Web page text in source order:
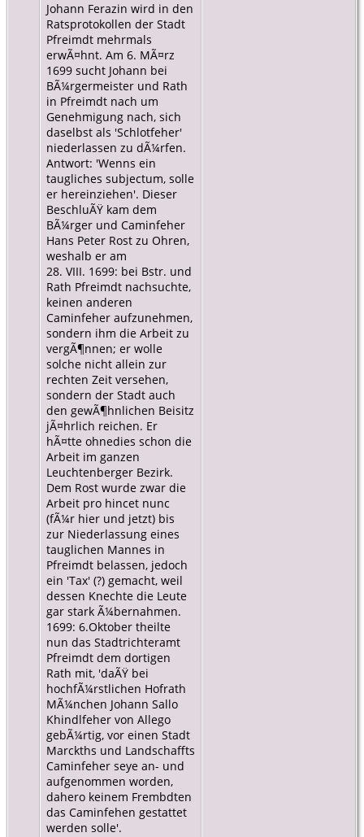
Johann Ferazin wird in den
Ratsprotokollen der Stadt
Pfreimdt mehrmals
erwÃ¤hnt. Am 6. MÃ¤rz
1699 sucht Johann bei
BÃ¼rgermeister und Rath
in Pfreimdt nach um
Genehmigung nach, sich
daselbst als 'Schlotfeher'
niederlassen zu dÃ¼rfen.
Antwort: 'Wenns ein
taugliches subjectum, solle
er hereinziehen'. Dieser
BeschluÃŸ kam dem
BÃ¼rger und Caminfeher
Hans Peter Rost zu Ohren,
weshalb er am
28. VIII. 1699: bei Bstr. und
Rath Pfreimdt nachsuchte,
keinen anderen
Caminfeher aufzunehmen,
sondern ihm die Arbeit zu
vergÃ¶nnen; er wolle
solche nicht allein zur
rechten Zeit versehen,
sondern der Stadt auch
den gewÃ¶hnlichen Beisitz
jÃ¤hrlich reichen. Er
hÃ¤tte ohnedies schon die
Arbeit im ganzen
Leuchtenberger Bezirk.
Dem Rost wurde zwar die
Arbeit pro hincet nunc
(fÃ¼r hier und jetzt) bis
zur Niederlassung eines
tauglichen Mannes in
Pfreimdt belassen, jedoch
ein 'Tax' (?) gemacht, weil
dessen Knechte die Leute
gar stark Ã¼bernahmen.
1699: 6.Oktober theilte
nun das Stadtrichteramt
Pfreimdt dem dortigen
Rath mit, 'daÃŸ bei
hochfÃ¼rstlichen Hofrath
MÃ¼nchen Johann Sallo
Khindlfeher von Allego
gebÃ¼rtig, vor einen Stadt
Marckths und Landschaffts
Caminfeher seye an- und
aufgenommen worden,
dahero keinem Frembdten
das Caminfehen gestattet
werden solle'.